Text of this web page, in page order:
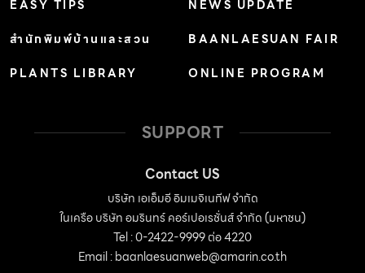
EASY TIPS
สำนักพิมพ์บ้านและสวน
PLANTS LIBRARY
NEWS UPDATE
BAANLAESUAN FAIR
ONLINE PROGRAM
SUPPORT
Contact US
บริษัท เอเอ็มอี อิมเมจิเนทีฟ จำกัด
ในเครือ บริษัท อมรินทร์ คอร์เปอเรชั่นส์ จำกัด (มหาชน)
Tel : 0-2422-9999 ต่อ 4220
Email :baanlaesuanweb@amarin.co.th